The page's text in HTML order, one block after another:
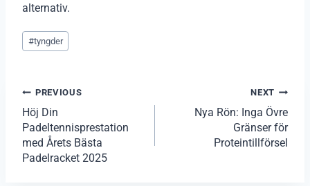
alternativ.
Post
Tags:
#tyngder
Inläggsnavigering
PREVIOUS
Höj Din
Padeltennisprestation
med Årets Bästa
Padelracket 2025
NEXT
Nya Rön: Inga Övre
Gränser för
Proteintillförsel